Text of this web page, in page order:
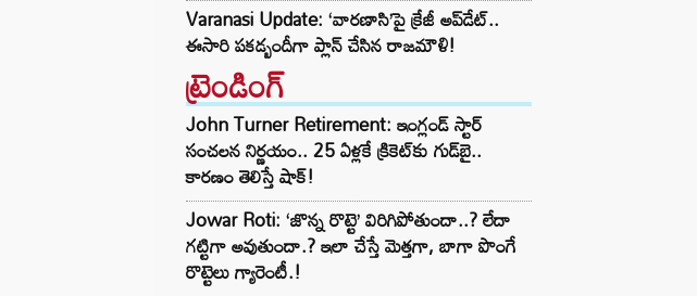
Varanasi Update: ‘వారణాసి’పై క్రేజీ అప్‌డేట్..
ఈసారి పకడ్బందీగా ప్లాన్ చేసిన రాజమౌళి!
ట్రెండింగ్‌
John Turner Retirement: ఇంగ్లండ్ స్టార్
సంచలన నిర్ణయం.. 25 ఏళ్లకే క్రికెట్‌కు గుడ్‌బై..
కారణం తెలిస్తే షాక్!
Jowar Roti: ‘జొన్న రొట్టె’ విరిగిపోతుందా..? లేదా
గట్టిగా అవుతుందా.? ఇలా చేస్తే మెత్తగా, బాగా పొంగే
రొట్టెలు గ్యారెంటీ.!